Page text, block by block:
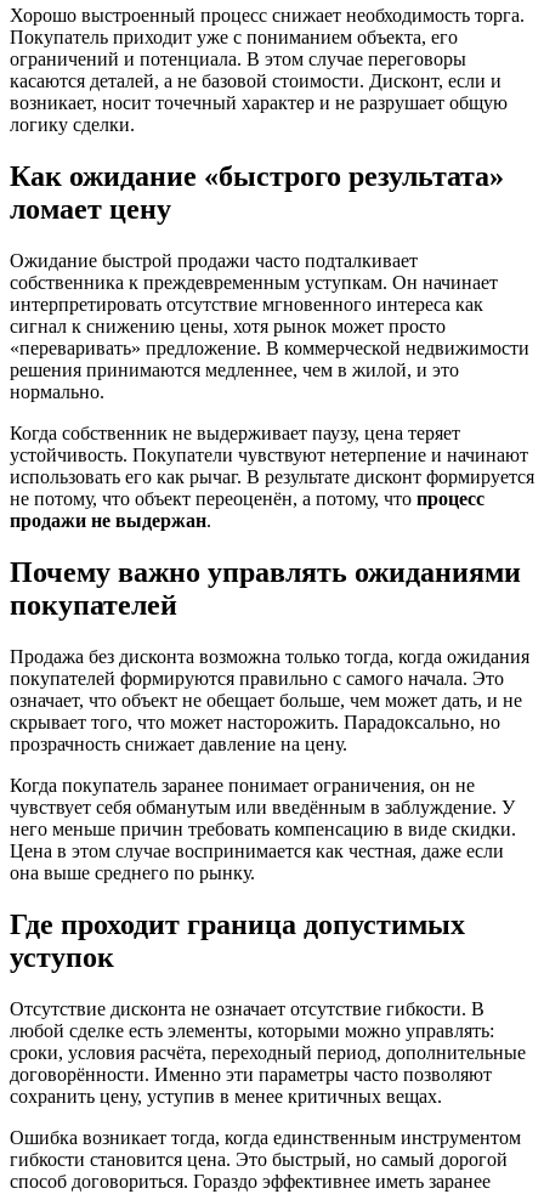
Хорошо выстроенный процесс снижает необходимость торга.
Покупатель приходит уже с пониманием объекта, его
ограничений и потенциала. В этом случае переговоры
касаются деталей, а не базовой стоимости. Дисконт, если и
возникает, носит точечный характер и не разрушает общую
логику сделки.
Как ожидание «быстрого результата»
ломает цену
Ожидание быстрой продажи часто подталкивает
собственника к преждевременным уступкам. Он начинает
интерпретировать отсутствие мгновенного интереса как
сигнал к снижению цены, хотя рынок может просто
«переваривать» предложение. В коммерческой недвижимости
решения принимаются медленнее, чем в жилой, и это
нормально.
Когда собственник не выдерживает паузу, цена теряет
устойчивость. Покупатели чувствуют нетерпение и начинают
использовать его как рычаг. В результате дисконт формируется
не потому, что объект переоценён, а потому, что процесс
продажи не выдержан.
Почему важно управлять ожиданиями
покупателей
Продажа без дисконта возможна только тогда, когда ожидания
покупателей формируются правильно с самого начала. Это
означает, что объект не обещает больше, чем может дать, и не
скрывает того, что может насторожить. Парадоксально, но
прозрачность снижает давление на цену.
Когда покупатель заранее понимает ограничения, он не
чувствует себя обманутым или введённым в заблуждение. У
него меньше причин требовать компенсацию в виде скидки.
Цена в этом случае воспринимается как честная, даже если
она выше среднего по рынку.
Где проходит граница допустимых
уступок
Отсутствие дисконта не означает отсутствие гибкости. В
любой сделке есть элементы, которыми можно управлять:
сроки, условия расчёта, переходный период, дополнительные
договорённости. Именно эти параметры часто позволяют
сохранить цену, уступив в менее критичных вещах.
Ошибка возникает тогда, когда единственным инструментом
гибкости становится цена. Это быстрый, но самый дорогой
способ договориться. Гораздо эффективнее иметь заранее